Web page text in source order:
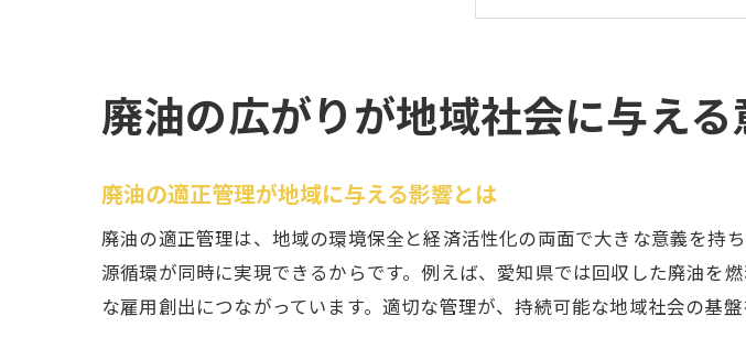
廃油問題に対する
廃油処理が社会全
愛知県における廃油リサ
廃油回収ネットワ
愛知県の廃油リサ
廃油再利用で地域産
廃油の広がりが地域社会に与える
廃油の適正管理が地域に与える影響とは
廃油の適正管理は、地域の環境保全と経済活性化の両面で大きな意義を持
源循環が同時に実現できるからです。例えば、愛知県では回収した廃油を
な雇用創出につながっています。適切な管理が、持続可能な地域社会の基盤